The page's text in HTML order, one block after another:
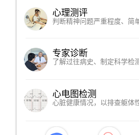
沙盘游戏
洞见人的内心，于游戏中改
催眠疗法
借助暗示性语言，消除心理和
认知行为疗法
改变不合理认知，进而改变